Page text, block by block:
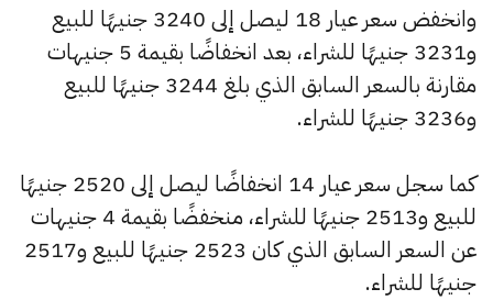
وانخفض سعر عيار 18 ليصل إلى 3240 جنيهًا للبيع
و3231 جنيهًا للشراء، بعد انخفاضًا بقيمة 5 جنيهات
مقارنة بالسعر السابق الذي بلغ 3244 جنيهًا للبيع
و3236 جنيهًا للشراء.
كما سجل سعر عيار 14 انخفاضًا ليصل إلى 2520 جنيهًا
للبيع و2513 جنيهًا للشراء، منخفضًا بقيمة 4 جنيهات
عن السعر السابق الذي كان 2523 جنيهًا للبيع و2517
جنيهًا للشراء.